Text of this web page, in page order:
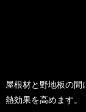
屋根材と野地板の間
熱効果を高めます。